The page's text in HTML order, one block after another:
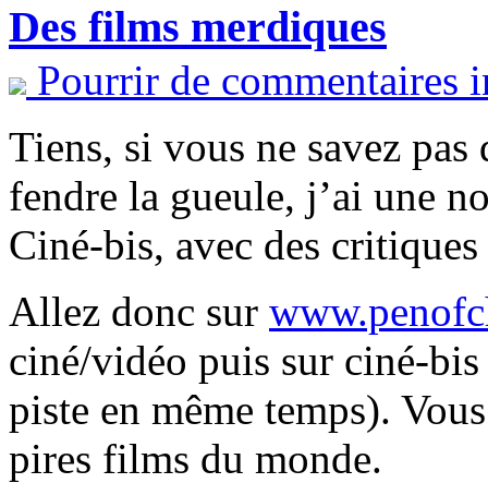
Des films merdiques
Pourrir de commentaires
Tiens, si vous ne savez
fendre la gueule, j’ai une
Ciné-bis, avec des
Allez donc sur
ciné/vidéo puis sur ciné-
piste en même temps).
pires films du monde.